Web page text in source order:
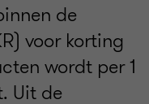
de
voor korting
wordt per 1
Uit de